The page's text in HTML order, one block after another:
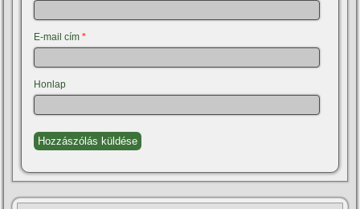
E-mail cím*
Honlap